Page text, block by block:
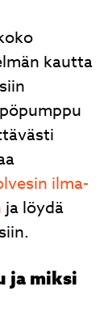
kautta
ilma-
ja löydä
ja miksi
nopea
Hyvät